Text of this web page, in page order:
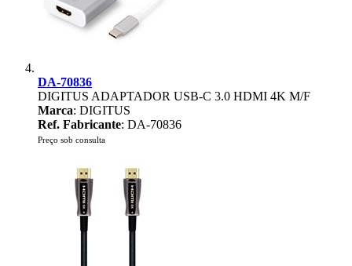
DA-70836
DIGITUS ADAPTADOR USB-C 3.0 HDMI 4K M/F
Marca: DIGITUS
Ref. Fabricante: DA-70836
Preço sob consulta